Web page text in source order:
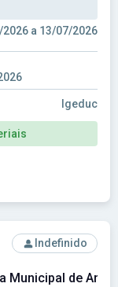
2026 a 13/07/2026
Igeduc
- Prefeitura
Indefinido
Municipal de